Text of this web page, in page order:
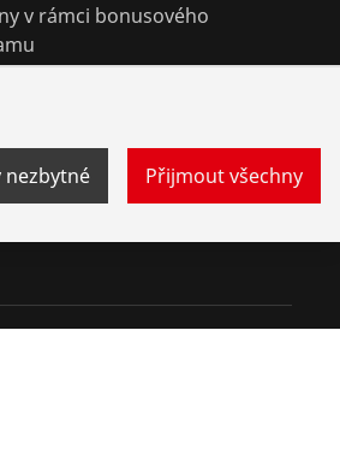
v rámci bonusového
nezbytné Přijmout všechny